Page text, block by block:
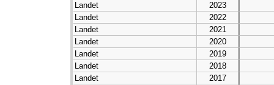
Landet
2023
Landet
2022
Landet
2021
Landet
2020
Landet
2019
Landet
2018
Landet
2017